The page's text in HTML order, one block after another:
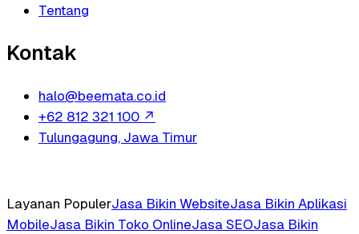
Tentang
Kontak
halo@beemata.co.id
+62 812 321 100 ↗
Tulungagung, Jawa Timur
Layanan PopulerJasa Bikin WebsiteJasa Bikin Aplikasi
MobileJasa Bikin Toko OnlineJasa SEOJasa Bikin